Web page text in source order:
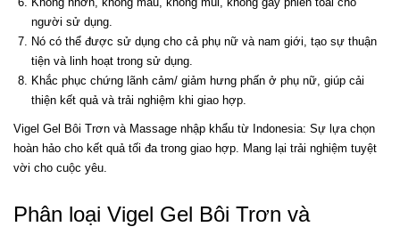
người sử dụng.
Nó có thể được sử dụng cho cả phụ nữ và nam giới, tạo sự thuận
tiện và linh hoạt trong sử dụng.
Khắc phục chứng lãnh cảm/ giảm hưng phấn ở phụ nữ, giúp cải
thiện kết quả và trải nghiệm khi giao hợp.
Vigel Gel Bôi Trơn và Massage nhập khẩu từ Indonesia: Sự lựa chọn
hoàn hảo cho kết quả tối đa trong giao hợp. Mang lại trải nghiệm tuyệt
vời cho cuộc yêu.
Phân loại Vigel Gel Bôi Trơn và